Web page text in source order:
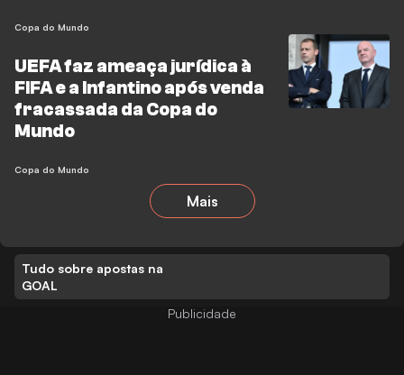
Copa do Mundo
UEFA faz ameaça jurídica à
FIFA e a Infantino após venda
fracassada da Copa do
Mundo
Copa do Mundo
Mais
Tudo sobre apostas na
GOAL
Publicidade